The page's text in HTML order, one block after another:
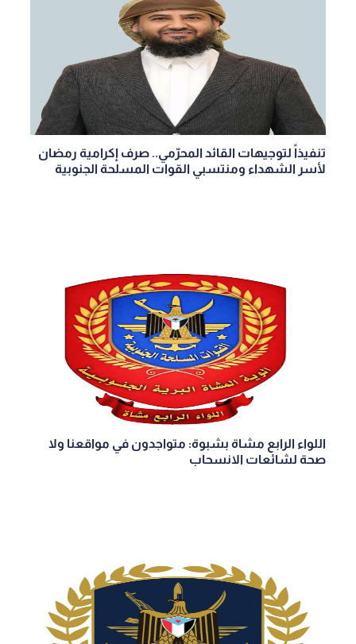
تنفيذاً لتوجيهات القائد المحرّمي.. صرف إكرامية رمضان
لأسر الشهداء ومنتسبي القوات المسلحة الجنوبية
اللواء الرابع مشاة بشبوة: متواجدون في مواقعنا ولا
صحة لشائعات الانسحاب